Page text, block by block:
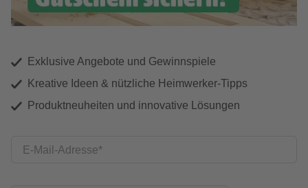
Exklusive Angebote und Gewinnspiele
Kreative Ideen & nützliche Heimwerker-Tipps
Produktneuheiten und innovative Lösungen
E-Mail-Adresse